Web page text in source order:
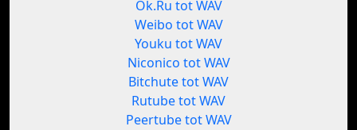
Ok.Ru tot WAV
Weibo tot WAV
Youku tot WAV
Niconico tot WAV
Bitchute tot WAV
Rutube tot WAV
Peertube tot WAV